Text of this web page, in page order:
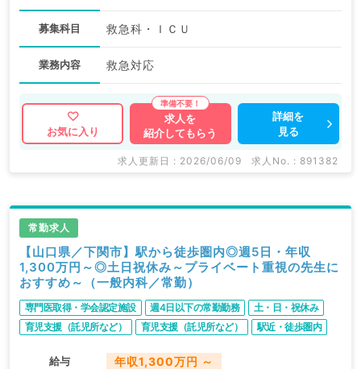
募集科目 救急科・ＩＣＵ
業務内容 救急対応
お気に入り
求人を
紹介してもらう
詳細を
見る
求人更新日 : 2026/06/09 求人No. : 891382
常勤求人
【山口県／下関市】駅から徒歩圏内◎週5日・年収
1,300万円～◎土日祝休み～プライベート重視の先生に
おすすめ～（一般内科／常勤）
専門医取得・学会認定施設 週4日以下の常勤勤務
土・日・祝休み
育児支援（託児所など）
育児支援（託児所など） 駅近・徒歩圏内
給与 年収1,300万円 ～